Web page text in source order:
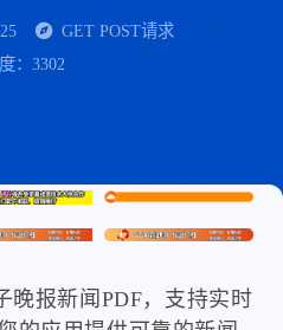
GET POST请求
：3302
晚报新闻PDF，支持实时